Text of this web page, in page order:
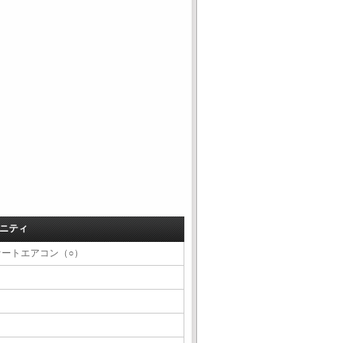
ティ
トエアコン（○）